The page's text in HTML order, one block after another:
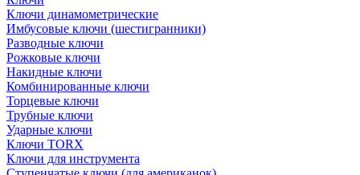
Ключи динамометрические
Имбусовые ключи (шестигранники)
Разводные ключи
Рожковые ключи
Накидные ключи
Комбинированные ключи
Торцевые ключи
Трубные ключи
Ударные ключи
Ключи TORX
Ключи для инструмента